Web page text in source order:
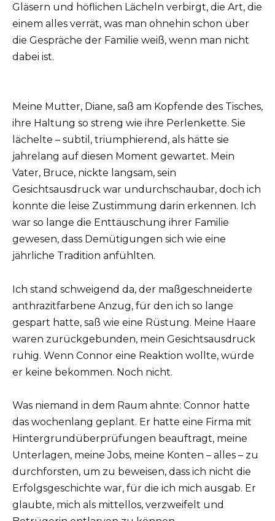
Gläsern und höflichen Lächeln verbirgt, die Art, die
einem alles verrät, was man ohnehin schon über
die Gespräche der Familie weiß, wenn man nicht
dabei ist.
Meine Mutter, Diane, saß am Kopfende des Tisches,
ihre Haltung so streng wie ihre Perlenkette. Sie
lächelte – subtil, triumphierend, als hätte sie
jahrelang auf diesen Moment gewartet. Mein
Vater, Bruce, nickte langsam, sein
Gesichtsausdruck war undurchschaubar, doch ich
konnte die leise Zustimmung darin erkennen. Ich
war so lange die Enttäuschung ihrer Familie
gewesen, dass Demütigungen sich wie eine
jährliche Tradition anfühlten.
Ich stand schweigend da, der maßgeschneiderte
anthrazitfarbene Anzug, für den ich so lange
gespart hatte, saß wie eine Rüstung. Meine Haare
waren zurückgebunden, mein Gesichtsausdruck
ruhig. Wenn Connor eine Reaktion wollte, würde
er keine bekommen. Noch nicht.
Was niemand in dem Raum ahnte: Connor hatte
das wochenlang geplant. Er hatte eine Firma mit
Hintergrundüberprüfungen beauftragt, meine
Unterlagen, meine Jobs, meine Konten – alles – zu
durchforsten, um zu beweisen, dass ich nicht die
Erfolgsgeschichte war, für die ich mich ausgab. Er
glaubte, mich als mittellos, verzweifelt und